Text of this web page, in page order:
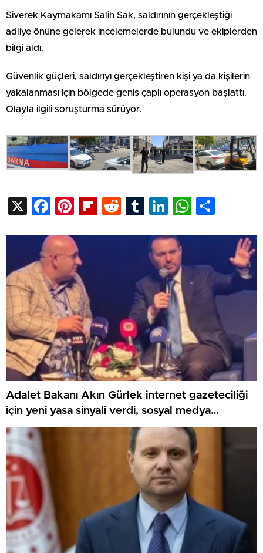
Siverek Kaymakamı Salih Sak, saldırının gerçekleştiği
adliye önüne gelerek incelemelerde bulundu ve ekiplerden
bilgi aldı.
Güvenlik güçleri, saldırıyı gerçekleştiren kişi ya da kişilerin
yakalanması için bölgede geniş çaplı operasyon başlattı.
Olayla ilgili soruşturma sürüyor.
X Facebook
Pinterest
Flipboard
RedditTumblr
LinkedIn
Adalet Bakanı Akın Gürlek internet gazeteciliği
için yeni yasa sinyali verdi, sosyal medya
düzenlemesi için Ekim ayını işaret etti